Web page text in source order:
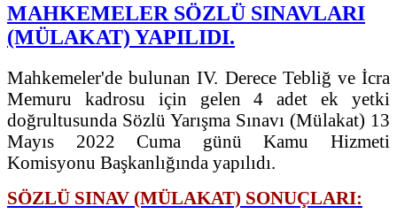
MAHKEMELER SÖZLÜ SINAVLARI
(MÜLAKAT) YAPILIDI.
Mahkemeler'de bulunan IV. Derece Tebliğ ve İcra
Memuru kadrosu için gelen 4 adet ek yetki
doğrultusunda Sözlü Yarışma Sınavı (Mülakat) 13
Mayıs 2022 Cuma günü Kamu Hizmeti
Komisyonu Başkanlığında yapılıdı.
SÖZLÜ SINAV (MÜLAKAT) SONUÇLARI: